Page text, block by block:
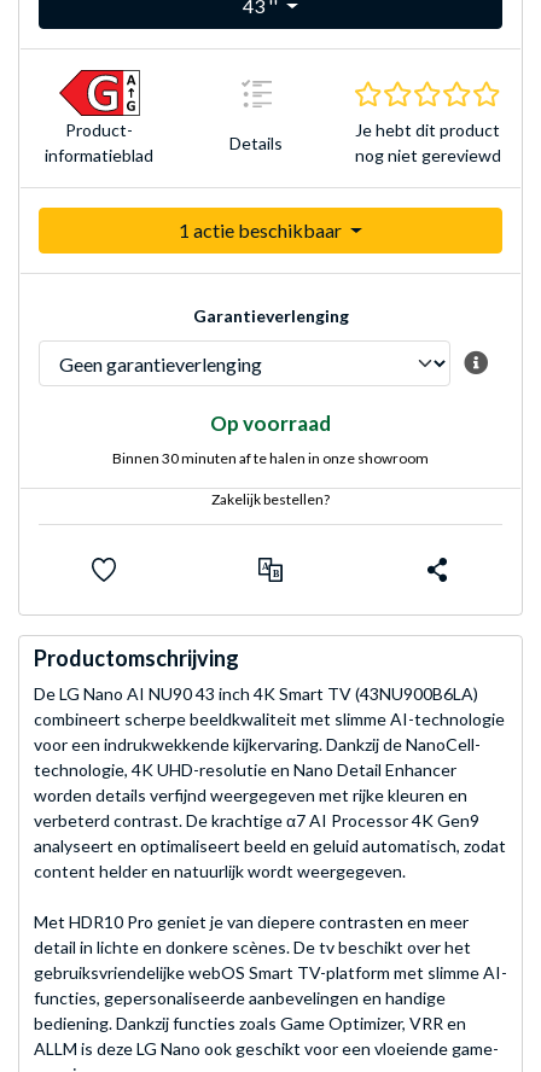
43 ''
Product­
informatieblad
Details
Je hebt dit product
nog niet gereviewd
1 actie beschikbaar
Garantieverlenging
Op voorraad
Binnen 30 minuten af te halen in onze showroom
Zakelijk bestellen?
Productomschrijving
De LG Nano AI NU90 43 inch 4K Smart TV (43NU900B6LA)
combineert scherpe beeldkwaliteit met slimme AI-technologie
voor een indrukwekkende kijkervaring. Dankzij de NanoCell-
technologie, 4K UHD-resolutie en Nano Detail Enhancer
worden details verfijnd weergegeven met rijke kleuren en
verbeterd contrast. De krachtige α7 AI Processor 4K Gen9
analyseert en optimaliseert beeld en geluid automatisch, zodat
content helder en natuurlijk wordt weergegeven.
Met HDR10 Pro geniet je van diepere contrasten en meer
detail in lichte en donkere scènes. De tv beschikt over het
gebruiksvriendelijke webOS Smart TV-platform met slimme AI-
functies, gepersonaliseerde aanbevelingen en handige
bediening. Dankzij functies zoals Game Optimizer, VRR en
ALLM is deze LG Nano ook geschikt voor een vloeiende game-